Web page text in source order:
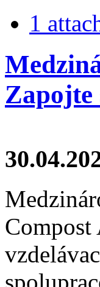
1
Zapojte
Compost